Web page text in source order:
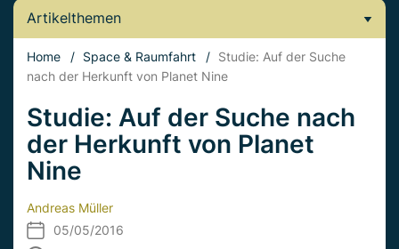
Artikelthemen
Home / Space & Raumfahrt / Studie: Auf der Suche
nach der Herkunft von Planet Nine
Studie: Auf der Suche nach
der Herkunft von Planet
Nine
Andreas Müller
05/05/2016